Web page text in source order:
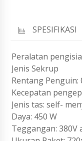
SPESIFIKASI
Peralatan
Jenis Sekrup
Rentang Penguin:
Kecepatan
Jenis tas: self-
Daya: 450 W
Teggangan: 380V